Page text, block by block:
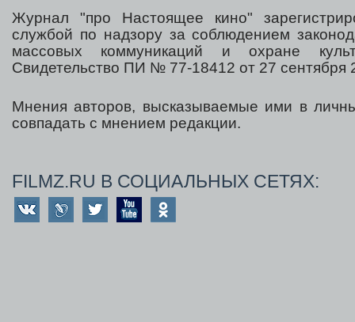
Журнал "про Настоящее кино"
службой по надзору за соблюдением
массовых коммуникаций и охране
Свидетельство ПИ № 77-18412 от 27 сентября
Мнения авторов, высказываемые ими в
совпадать с мнением редакции.
FILMZ.RU В СОЦИАЛЬНЫХ СЕТЯХ: